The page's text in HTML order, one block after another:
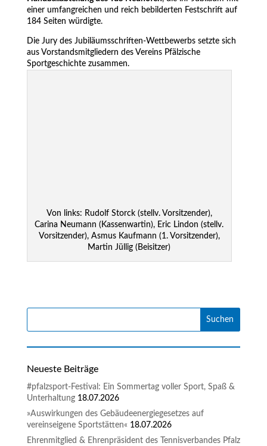
einer umfangreichen und reich bebilderten Festschrift auf
184 Seiten würdigte.
Die Jury des Jubiläumsschriften‑Wettbewerbs setzte sich
aus Vorstandsmitgliedern des Vereins Pfälzische
Sportgeschichte zusammen.
Von links: Rudolf Storck (stellv. Vorsitzender),
Carina Neumann (Kassenwartin), Eric Lindon (stellv.
Vorsitzender), Asmus Kaufmann (1. Vorsitzender),
Martin Jüllig (Beisitzer)
Neueste Beiträge
#pfalzsport-Festival: Ein Sommertag voller Sport, Spaß &
Unterhaltung 18.07.2026
»Auswirkungen des Gebäudeenergiegesetzes auf
vereinseigene Sportstätten« 18.07.2026
Ehrenmitglied & Ehrenpräsident des Tennisverbandes Pfalz